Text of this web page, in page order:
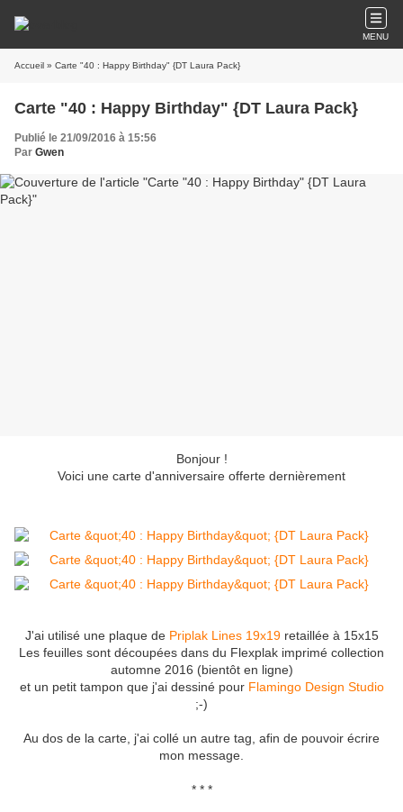
MENU
Accueil » Carte "40 : Happy Birthday" {DT Laura Pack}
Carte "40 : Happy Birthday" {DT Laura Pack}
Publié le 21/09/2016 à 15:56
Par Gwen
Bonjour !
Voici une carte d'anniversaire offerte dernièrement
J'ai utilisé une plaque de Priplak Lines 19x19retaillée à 15x15
Les feuilles sont découpées dans du Flexplak imprimé collection
automne 2016 (bientôt en ligne)
et un petit tampon que j'ai dessiné pour Flamingo Design Studio
;-)
Au dos de la carte, j'ai collé un autre tag, afin de pouvoir écrire
mon message.
* * *